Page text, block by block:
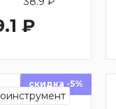
₽
скидка -5%